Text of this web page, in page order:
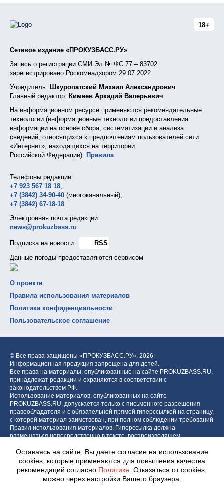
18+
Сетевое издание «ПРОКУЗБАСС.РУ»
Запись о регистрации СМИ Эл № ФС 77 – 83702
зарегистрировано Роскомнадзором 29.07.2022
Учредитель: Шкуропатский Михаил Александрович
Главный редактор: Кимеев Аркадий Валерьевич
На информационном ресурсе применяются рекомендательные
технологии (информационные технологии предоставления
информации на основе сбора, систематизации и анализа
сведений, относящихся к предпочтениям пользователей сети
«Интернет», находящихся на территории
Российской Федерации). Правила
Телефоны редакции:
+7 923 567 18 18,
+7 (3842) 34-90-40 (многоканальный),
+7 (3842) 67-18-18.
Электронная почта редакции:
news@prokuzbass.ru
Подписка на новости:
RSS
Данные погоды предоставляются сервисом
О проекте
Правила использования материалов
Политика конфиденциальности
Пользовательское соглашение
© Все права защищены «ПРОКУЗБАСС.РУ», 2026.
Информационная продукция запрещена для детей.
Все права на материалы, опубликованные на сайте PROKUZBASS.RU,
принадлежат редакции и охраняются в соответствии с
законодательством РФ.
Использование материалов, опубликованных на сайте
PROKUZBASS.RU, допускается только с письменного разрешения
правообладателя и с обязательной прямой гиперссылкой на страницу,
с которой материал заимствован, при полном соблюдении требований
Правил использования материалов. Гиперссылка должна
размещаться непосредственно в тексте, воспроизводящем
блока.
Оставаясь на сайте, Вы даете согласие на использование
cookies, которые применяются для повышения качества
рекомендаций согласно Политике . Отказаться от cookies,
можно через настройки Вашего браузера.